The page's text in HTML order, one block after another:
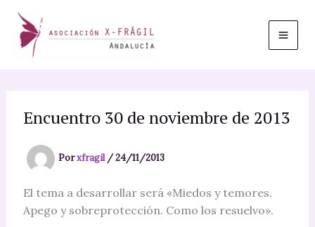
contenido
Encuentro 30 de noviembre de 2013
Porxfragil /24/11/2013
El tema a desarrollar será «Miedos y temores.
Apego y sobreprotección. Como los resuelvo».